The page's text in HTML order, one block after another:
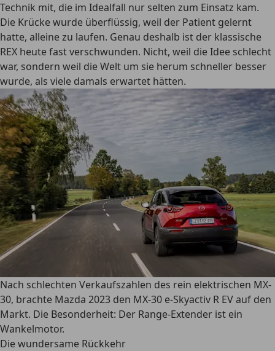
Technik mit, die im Idealfall nur selten zum Einsatz kam.
Die Krücke wurde überflüssig, weil der Patient gelernt
hatte, alleine zu laufen. Genau deshalb ist der klassische
REX heute fast verschwunden. Nicht, weil die Idee schlecht
war, sondern weil die Welt um sie herum schneller besser
wurde, als viele damals erwartet hätten.
Nach schlechten Verkaufszahlen des rein elektrischen MX-
30, brachte Mazda 2023 den MX-30 e-Skyactiv R EV auf den
Markt. Die Besonderheit: Der Range-Extender ist ein
Wankelmotor.
Die wundersame Rückkehr